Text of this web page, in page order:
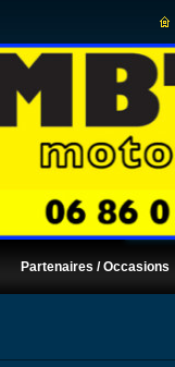
Partenaires / Occasions